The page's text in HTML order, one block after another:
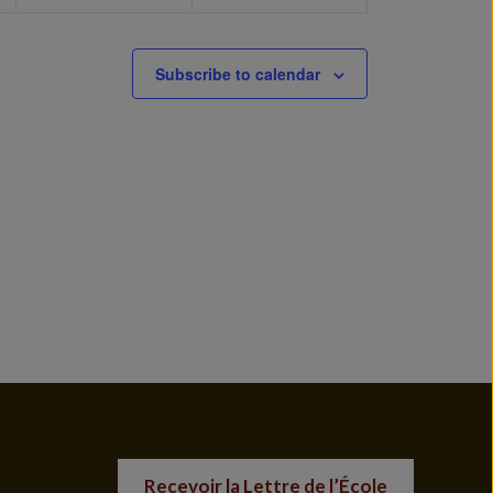
Subscribe to calendar
Recevoir la Lettre de l’École